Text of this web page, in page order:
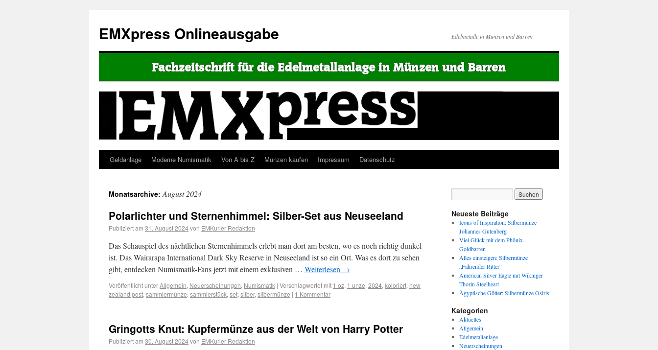
EMXpress Onlineausgabe Edelmetalle in Münzen und Barren
Geldanlage Moderne Numismatik Von A bis Z Münzen kaufen Impressum Datenschutz
Monatsarchive:August 2024
Polarlichter und Sternenhimmel: Silber-Set aus Neuseeland
Publiziert am 31. August 2024von EMKurier Redaktion
Das Schauspiel des nächtlichen Sternenhimmels erlebt man dort am besten, wo es noch richtig dunkel
ist. Das Wairarapa International Dark Sky Reserve in Neuseeland ist so ein Ort. Was es dort zu sehen
gibt, entdecken Numismatik-Fans jetzt mit einem exklusiven … Weiterlesen →
Veröffentlicht unterAllgemein, Neuerscheinungen, Numismatik | Verschlagwortet mit 1 oz, 1 unze, 2024, koloriert, new
zealand post, sammlermünze, sammlerstück, set, silber, silbermünze | 1 Kommentar
Gringotts Knut: Kupfermünze aus der Welt von Harry Potter
Publiziert am 30. August 2024von EMKurier Redaktion
Neueste Beiträge
Icons of Inspiration: Silbermünze
Johannes Gutenberg
Viel Glück mit dem Phönix-
Goldbarren
Alles einsteigen: Silbermünze
„Fahrender Ritter“
American Silver Eagle mit Wikinger
Thorin Steelheart
Ägyptische Götter: Silbermünze Osiris
Kategorien
Aktuelles
Allgemein
Edelmetallanlage
Neuerscheinungen